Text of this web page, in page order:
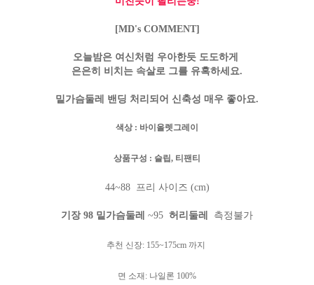
[MD's COMMENT]
오늘밤은 여신처럼 우아한듯 도도하게
은은히 비치는 속살로 그를 유혹하세요.
밑가슴둘레 밴딩 처리되어 신축성 매우 좋아요.
색상: 바이올렛그레이
상품구성 : 슬립, 티팬티
44~88 프리 사이즈 (cm)
기장 98 밑가슴둘레 ~95 허리둘레 측정불가
추천 신장: 155~175cm 까지
면 소재: 나일론 100%